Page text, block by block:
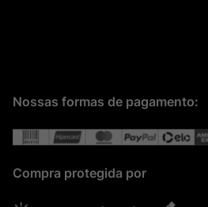
Nossas formas de pagamento:
Compra protegida por